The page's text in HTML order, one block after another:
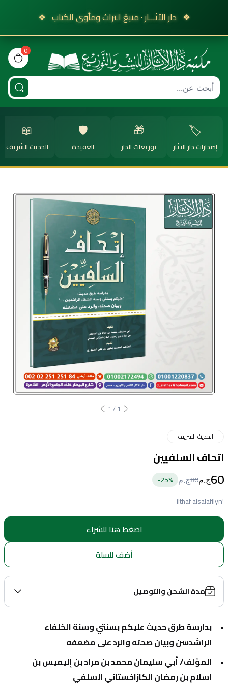
❖ دار الآثـــار · منبعُ التراث ومأوى الكتاب ❖
0
bag
🏷️
إصدارات دار الآثار
🎁
توزيعات الدار
🛡️
العقيدة
📖
الحديث الشريف
1
/
1
الحديث الشريف
اتحاف السلفيين
60ج.م80ج.م 25%-
'iithaf alsalafiiyn
اضغط هنا للشراء
أضف للسلة
مدة الشحن والتوصيل
الراشدسن وبيان صحته والرد على مضعفه
اسلام بن رمضان الكازاخستاني السلفي